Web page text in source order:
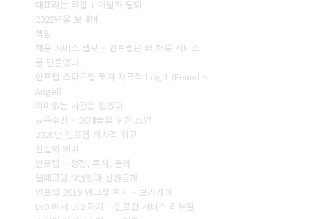
대표라는 직업 + 개발자 탈퇴
2022년을 보내며
책임
채용 서비스 랠릿 – 인프랩은 왜 채용 서비스
를 만들었나.
인프랩 스타트업 투자 재무적 Log 1 (Found ~
Angel)
의미없는 시간은 없었다
뉴욕주민 – 20대들을 위한 조언
2020년 인프랩 회사적 회고
진실의 의미
인프랩 – 성장, 투자, 문화
텔레그램 N번방과 신원공개
인프랩 2019 워크샵 후기 – 보라카이
Lv0 에서 Lv2 까지 – 인프런 서비스 리뉴얼